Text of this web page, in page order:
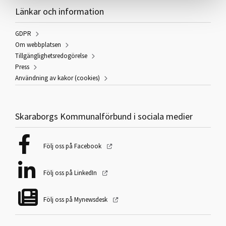
Länkar och information
GDPR
Om webbplatsen
Tillgänglighetsredogörelse
Press
Användning av kakor (cookies)
Skaraborgs Kommunalförbund i sociala medier
Följ oss på Facebook
Följ oss på LinkedIn
Följ oss på Mynewsdesk